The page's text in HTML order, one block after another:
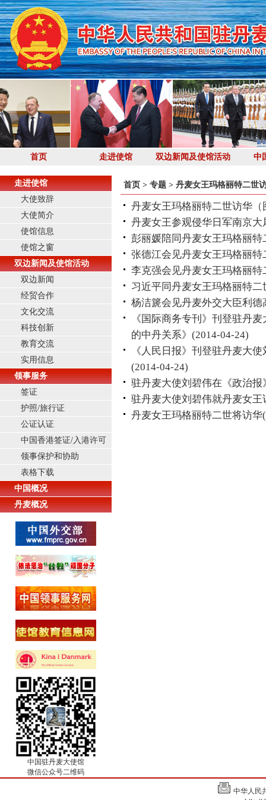
首页 走进使馆 双边新闻及使馆活动 中
走进使馆
大使致辞
大使简介
使馆信息
使馆之窗
双边新闻及使馆活动
双边新闻
经贸合作
文化交流
科技创新
教育交流
实用信息
领事服务
签证
护照/旅行证
公证认证
中国香港签证/入港许可
领事保护和协助
表格下载
中国概况
丹麦概况
中国驻丹麦大使馆
微信公众号二维码
首页 > 专题 > 丹麦女王玛格丽特二世
丹麦女王玛格丽特二世访华（
丹麦女王参观侵华日军南京
彭丽媛陪同丹麦女王玛格丽
张德江会见丹麦女王玛格丽特
李克强会见丹麦女王玛格丽特
习近平同丹麦女王玛格丽特二
杨洁篪会见丹麦外交大臣利德
《国际商务专刊》刊登驻丹
的中丹关系》 (2014-04-24)
《人民日报》刊登驻丹麦大
(2014-04-24)
驻丹麦大使刘碧伟在《政治
驻丹麦大使刘碧伟就丹麦女
丹麦女王玛格丽特二世将访华
中华人民